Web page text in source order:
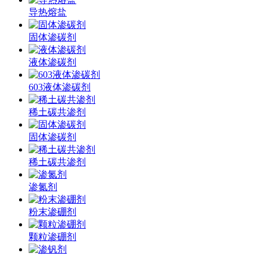
导热熔盐
固体渗碳剂
液体渗碳剂
603液体渗碳剂
稀土碳共渗剂
固体渗碳剂
稀土碳共渗剂
渗氮剂
粉末渗硼剂
颗粒渗硼剂